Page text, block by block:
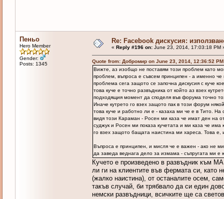
Пеньо
Hero Member
Gender:
Posts: 1345
Re: Facebook дискусия:
« Reply #196 on:June 23, 2014, 17:03:18 PM
Quote from: Добромир on June 23, 2014, 12:36:52 PM
Вижте, аз изобщо не поставям този проблем като
проблем, въпроса е съвсем принципен - а именно че
проблема сега защото се започна дискусия с куче
това куче е точно развъдника от който аз взех
подходящия момент да споделя във форума точно
Иначе кутрето го взех защото пак в този форум
това куче и работно ли е - казаха ми че е в Тито.
видя този Караман - Росен ми каза че имат ден на
суджук и Росен ми показа кучетата и ми каза че
го взех защото бащата наистина ми хареса. Това е,
Въпроса е принципен, и мисля че е важен - ако не
да заведа веднага дело за измама - съпругата ми
Кучето е произведено в развъдник към
ли ги на клиентите във фермата си, като
(жалко наистина), от останалите осем,
такъв случай, би трябвало да си един
немски развъдници, всичките ще са